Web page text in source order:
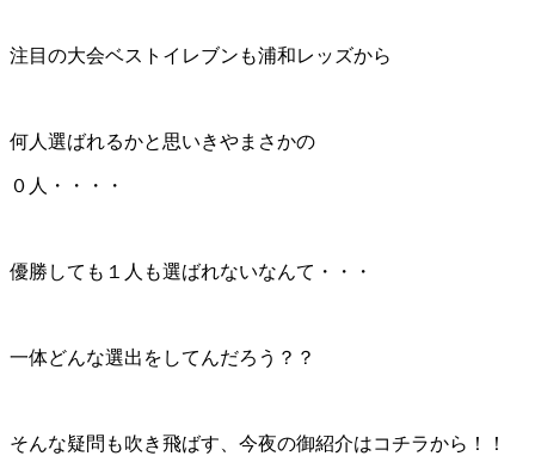
注目の大会ベストイレブンも浦和レッズから
何人選ばれるかと思いきやまさかの
０人・・・・
優勝しても１人も選ばれないなんて・・・
一体どんな選出をしてんだろう？？
そんな疑問も吹き飛ばす、今夜の御紹介はコチラから！！